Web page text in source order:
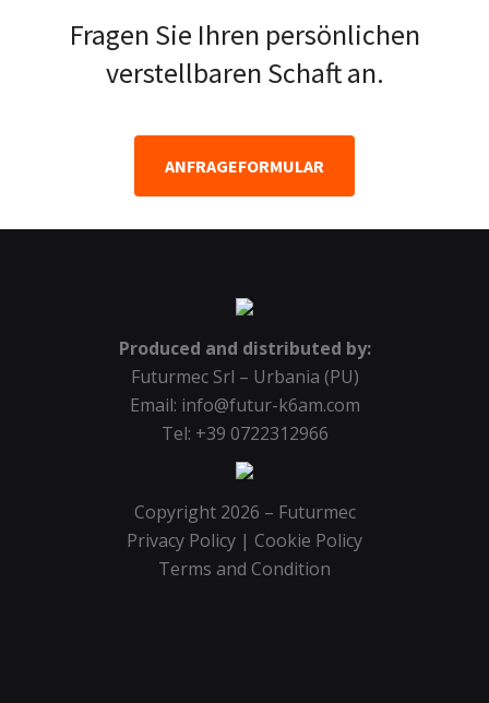
Fragen Sie Ihren persönlichen
verstellbaren Schaft an.
ANFRAGEFORMULAR
Produced and distributed by:
Futurmec Srl – Urbania (PU)
Email: info@futur-k6am.com
Tel: +39 0722312966
Copyright 2026 – Futurmec
Privacy Policy | Cookie Policy
Terms and Condition